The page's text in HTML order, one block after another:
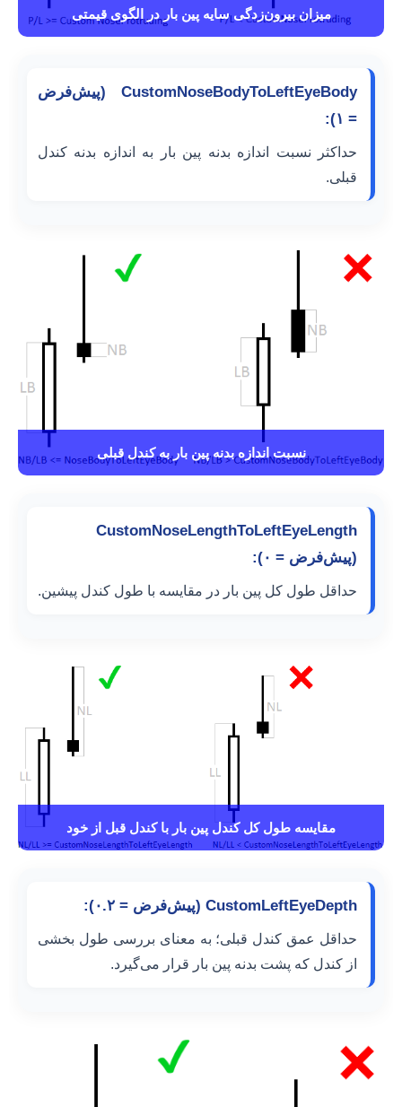
میزان بیرون‌زدگی سایه پین بار در الگوی قیمتی
CustomNoseBodyToLeftEyeBody (پیش‌فرض
= ۱):
حداکثر نسبت اندازه بدنه پین بار به اندازه بدنه کندل
قبلی.
نسبت اندازه بدنه پین بار به کندل قبلی
CustomNoseLengthToLeftEyeLength
(پیش‌فرض = ۰):
حداقل طول کل پین بار در مقایسه با طول کندل پیشین.
مقایسه طول کل کندل پین بار با کندل قبل از خود
CustomLeftEyeDepth (پیش‌فرض = ۰.۲):
حداقل عمق کندل قبلی؛ به معنای بررسی طول بخشی
از کندل که پشت بدنه پین بار قرار می‌گیرد.